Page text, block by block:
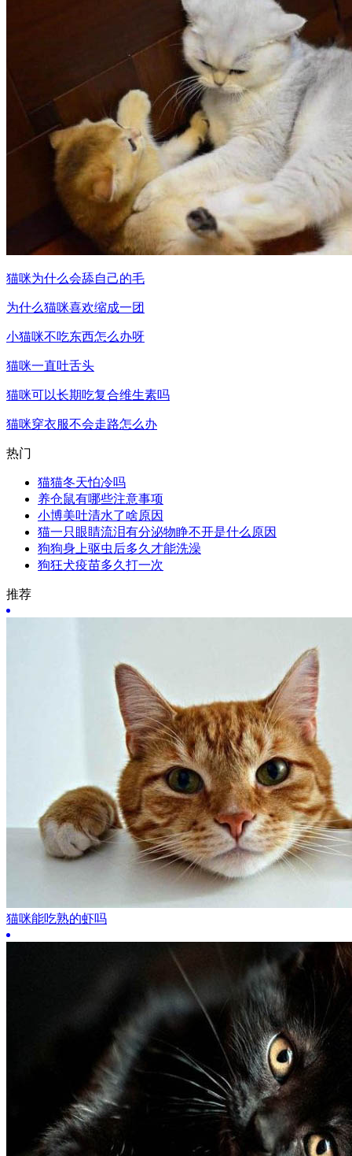
猫咪为什么会舔自己的毛
为什么猫咪喜欢缩成一团
小猫咪不吃东西怎么办呀
猫咪一直吐舌头
猫咪可以长期吃复合维生素吗
猫咪穿衣服不会走路怎么办
热门
猫猫冬天怕冷吗
养仓鼠有哪些注意事项
小博美吐清水了啥原因
猫一只眼睛流泪有分泌物睁不开是什么原因
狗狗身上驱虫后多久才能洗澡
狗狂犬疫苗多久打一次
推荐
猫咪能吃熟的虾吗